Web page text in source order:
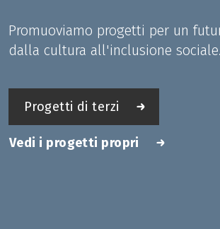
Promuoviamo progetti per un
dalla cultura all'inclusione sociale.
Progetti di terzi
Vedi i progetti propri